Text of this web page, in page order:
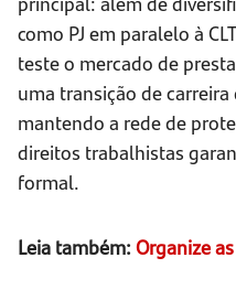
como PJ em paralelo à
teste o mercado de
uma transição de
mantendo a rede de
direitos trabalhistas
formal.
Leia também: Organize